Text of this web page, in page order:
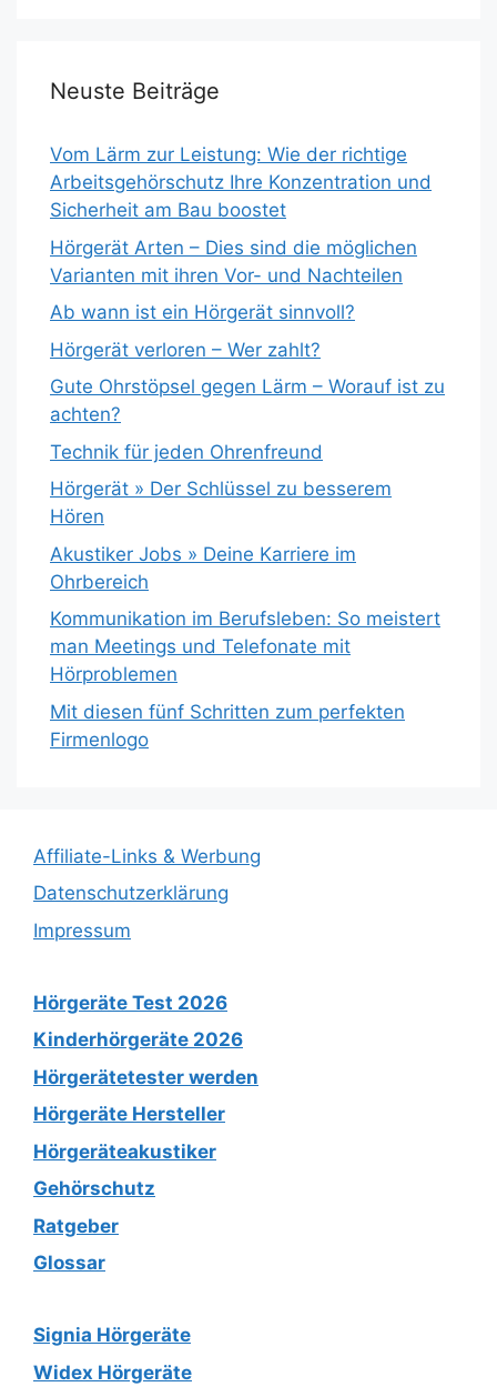
Neuste Beiträge
Vom Lärm zur Leistung: Wie der richtige
Arbeitsgehörschutz Ihre Konzentration und
Sicherheit am Bau boostet
Hörgerät Arten – Dies sind die möglichen
Varianten mit ihren Vor- und Nachteilen
Ab wann ist ein Hörgerät sinnvoll?
Hörgerät verloren – Wer zahlt?
Gute Ohrstöpsel gegen Lärm – Worauf ist zu
achten?
Technik für jeden Ohrenfreund
Hörgerät » Der Schlüssel zu besserem
Hören
Akustiker Jobs » Deine Karriere im
Ohrbereich
Kommunikation im Berufsleben: So meistert
man Meetings und Telefonate mit
Hörproblemen
Mit diesen fünf Schritten zum perfekten
Firmenlogo
Affiliate-Links & Werbung
Datenschutzerklärung
Impressum
Hörgeräte Test 2026
Kinderhörgeräte 2026
Hörgerätetester werden
Hörgeräte Hersteller
Hörgeräteakustiker
Gehörschutz
Ratgeber
Glossar
Signia Hörgeräte
Widex Hörgeräte